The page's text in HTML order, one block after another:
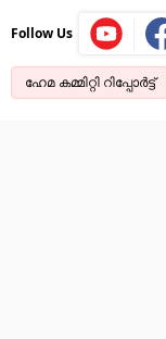
Follow Us
ഹേമ കമ്മിറ്റി റിപ്പോർട്ട്